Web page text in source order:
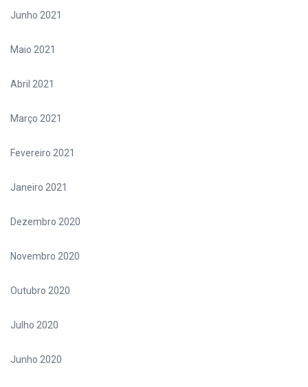
Junho 2021
Maio 2021
Abril 2021
Março 2021
Fevereiro 2021
Janeiro 2021
Dezembro 2020
Novembro 2020
Outubro 2020
Julho 2020
Junho 2020